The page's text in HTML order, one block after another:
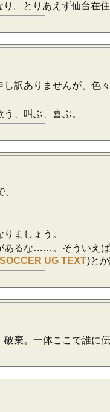
。とりあえず仙台在
訳ありませんが、色
、叫ぶ、喜ぶ。
ましょう。
あるな……。そういえ
SOCCER UG TEXT)と
棄。一体ここで誰に